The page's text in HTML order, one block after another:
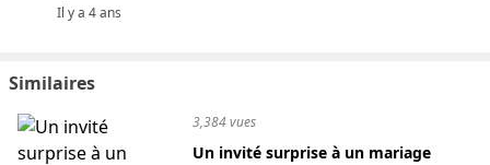
Il y a 4 ans
Similaires
3,384 vues
Un invité surprise à un mariage